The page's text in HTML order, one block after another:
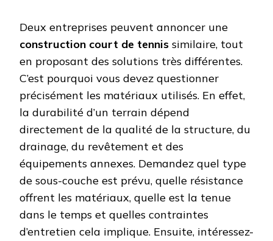
Deux entreprises peuvent annoncer une
construction court de tennis similaire, tout
en proposant des solutions très différentes.
C’est pourquoi vous devez questionner
précisément les matériaux utilisés. En effet,
la durabilité d’un terrain dépend
directement de la qualité de la structure, du
drainage, du revêtement et des
équipements annexes. Demandez quel type
de sous-couche est prévu, quelle résistance
offrent les matériaux, quelle est la tenue
dans le temps et quelles contraintes
d’entretien cela implique. Ensuite, intéressez-